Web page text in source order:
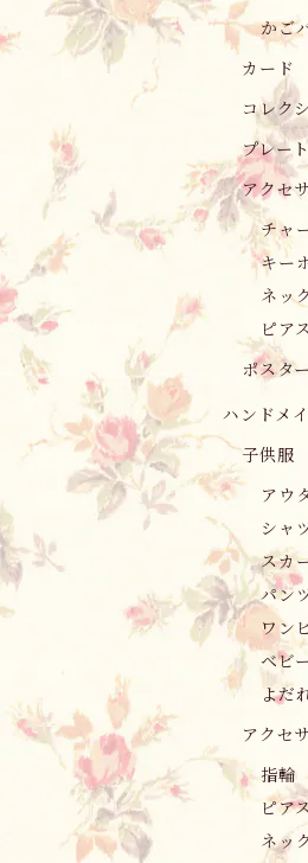
かご
カード
コレク
プレー
アクセ
チャ
キー
ネッ
ピア
ポスター
ハンドメ
子供服
アウ
シャ
スカ
パン
ワン
ベビ
よだ
アクセ
指輪
ピア
ネッ